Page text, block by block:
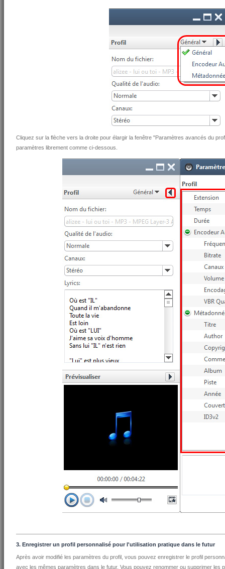
Cliquez sur la flèche vers la droite pour élargir la fenêtre "Paramètres avancés du
paramètres librement comme ci-dessous.
3. Enregistrer un profil personnalisé pour l'utilisation pratique dans le futur
Après avoir modifié les paramètres du profil, vous pouvez enregistrer le profil
avec les mêmes paramètres dans le futur. Vous pouvez renommer ou supprimer les